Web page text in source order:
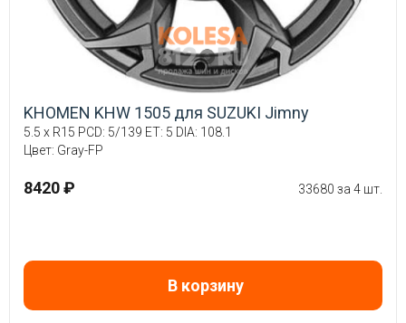
KHOMEN KHW 1505 для SUZUKI Jimny
5.5 x R15 PCD: 5/139 ET: 5 DIA: 108.1
Цвет: Gray-FP
8420 ₽ 33680 за 4 шт.
В корзину